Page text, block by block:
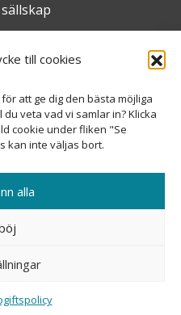
till cookies
att ge dig den bästa möjliga
veta vad vi samlar in? Klicka
cookie under fliken "Se
kan inte väljas bort.
alla
inom äldre- och
anhöriga
46 Stockholm
58 84
Hedberg Rundgren